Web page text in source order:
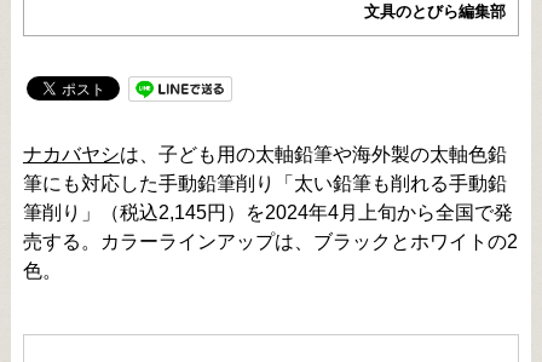
文具のとびら編集部
ナカバヤシは、子ども用の太軸鉛筆や海外製の太軸色鉛
筆にも対応した手動鉛筆削り「太い鉛筆も削れる手動鉛
筆削り」（税込2,145円）を2024年4月上旬から全国で発
売する。カラーラインアップは、ブラックとホワイトの2
色。